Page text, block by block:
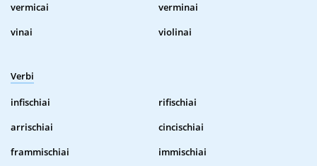
vermicai
verminai
vinai
violinai
Verbi
infischiai
rifischiai
arrischiai
cincischiai
frammischiai
immischiai